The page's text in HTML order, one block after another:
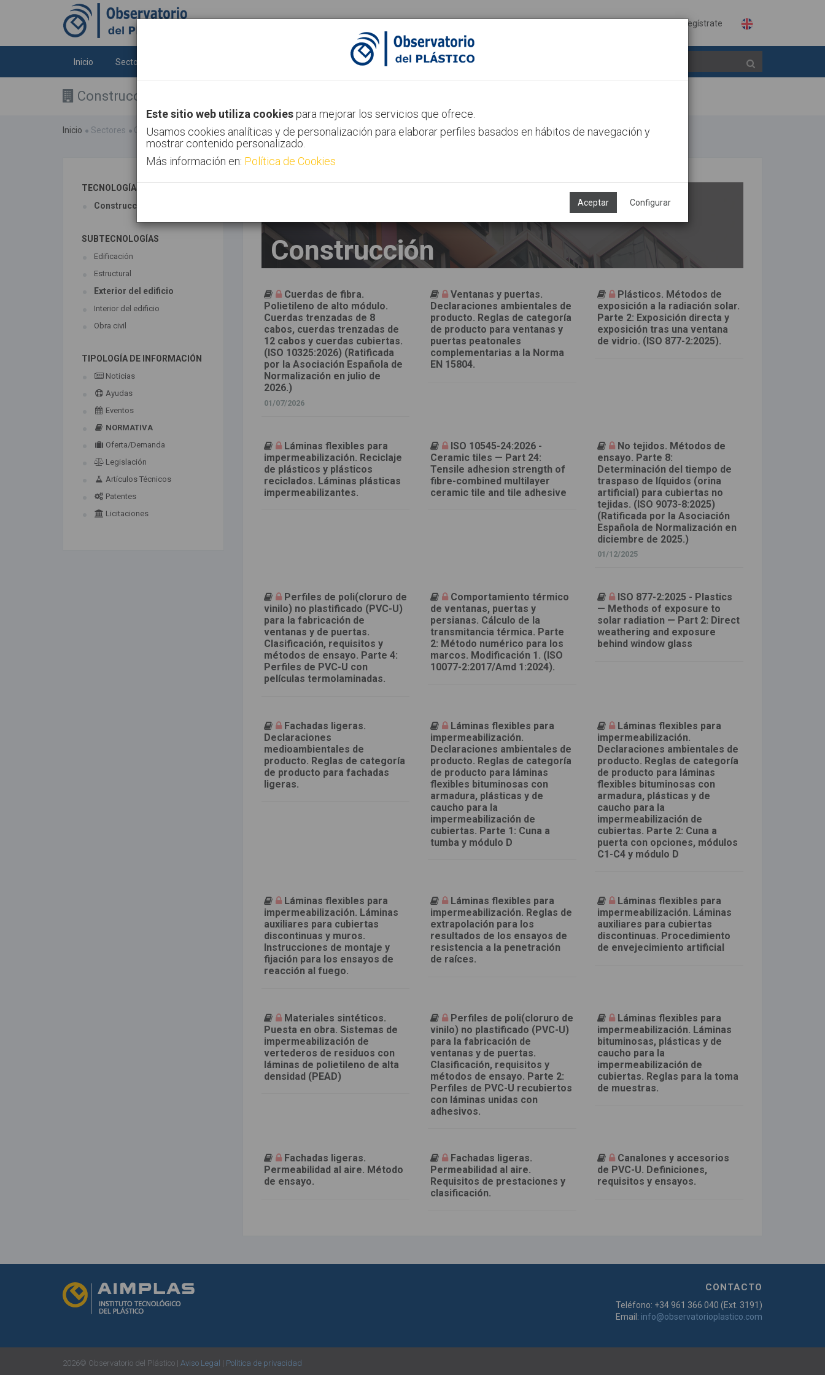
Regístrate
Inicio Sectores Canal AIMPLAS Contacto
Construcción
Inicio Sectores Construcción
Este sitio web utiliza cookies para mejorar los servicios que ofrece.
Usamos cookies analíticas y de personalización para elaborar perfiles basados en hábitos de navegación y
mostrar contenido personalizado.
Más información en: Política de Cookies
Aceptar Configurar
TECNOLOGÍAS ASOCIADAS
Construcción
SUBTECNOLOGÍAS
Edificación
Estructural
Exterior del edificio
Interior del edificio
Obra civil
TIPOLOGÍA DE INFORMACIÓN
Noticias
Ayudas
Eventos
NORMATIVA
Oferta/Demanda
Legislación
Artículos Técnicos
Patentes
Licitaciones
Construcción
Cuerdas de fibra.
Polietileno de alto módulo.
Cuerdas trenzadas de 8
cabos, cuerdas trenzadas de
12 cabos y cuerdas cubiertas.
(ISO 10325:2026) (Ratificada
por la Asociación Española de
Normalización en julio de
2026.)
01/07/2026
Ventanas y puertas.
Declaraciones ambientales de
producto. Reglas de categoría
de producto para ventanas y
puertas peatonales
complementarias a la Norma
EN 15804.
Plásticos. Métodos de
exposición a la radiación solar.
Parte 2: Exposición directa y
exposición tras una ventana
de vidrio. (ISO 877-2:2025).
Láminas flexibles para
impermeabilización. Reciclaje
de plásticos y plásticos
reciclados. Láminas plásticas
impermeabilizantes.
ISO 10545-24:2026 -
Ceramic tiles — Part 24:
Tensile adhesion strength of
fibre-combined multilayer
ceramic tile and tile adhesive
No tejidos. Métodos de
ensayo. Parte 8:
Determinación del tiempo de
traspaso de líquidos (orina
artificial) para cubiertas no
tejidas. (ISO 9073-8:2025)
(Ratificada por la Asociación
Española de Normalización en
diciembre de 2025.)
01/12/2025
Perfiles de poli(cloruro de
vinilo) no plastificado (PVC-U)
para la fabricación de
ventanas y de puertas.
Clasificación, requisitos y
métodos de ensayo. Parte 4:
Perfiles de PVC-U con
películas termolaminadas.
Comportamiento térmico
de ventanas, puertas y
persianas. Cálculo de la
transmitancia térmica. Parte
2: Método numérico para los
marcos. Modificación 1. (ISO
10077-2:2017/Amd 1:2024).
ISO 877-2:2025 - Plastics
— Methods of exposure to
solar radiation — Part 2: Direct
weathering and exposure
behind window glass
Fachadas ligeras.
Declaraciones
medioambientales de
producto. Reglas de categoría
de producto para fachadas
ligeras.
Láminas flexibles para
impermeabilización.
Declaraciones ambientales de
producto. Reglas de categoría
de producto para láminas
flexibles bituminosas con
armadura, plásticas y de
caucho para la
impermeabilización de
cubiertas. Parte 1: Cuna a
tumba y módulo D
Láminas flexibles para
impermeabilización.
Declaraciones ambientales de
producto. Reglas de categoría
de producto para láminas
flexibles bituminosas con
armadura, plásticas y de
caucho para la
impermeabilización de
cubiertas. Parte 2: Cuna a
puerta con opciones, módulos
C1-C4 y módulo D
Láminas flexibles para
impermeabilización. Láminas
auxiliares para cubiertas
discontinuas y muros.
Instrucciones de montaje y
fijación para los ensayos de
reacción al fuego.
Láminas flexibles para
impermeabilización. Reglas de
extrapolación para los
resultados de los ensayos de
resistencia a la penetración
de raíces.
Láminas flexibles para
impermeabilización. Láminas
auxiliares para cubiertas
discontinuas. Procedimiento
de envejecimiento artificial
Materiales sintéticos.
Puesta en obra. Sistemas de
impermeabilización de
vertederos de residuos con
láminas de polietileno de alta
densidad (PEAD)
Perfiles de poli(cloruro de
vinilo) no plastificado (PVC-U)
para la fabricación de
ventanas y de puertas.
Clasificación, requisitos y
métodos de ensayo. Parte 2:
Perfiles de PVC-U recubiertos
con láminas unidas con
adhesivos.
Láminas flexibles para
impermeabilización. Láminas
bituminosas, plásticas y de
caucho para la
impermeabilización de
cubiertas. Reglas para la toma
de muestras.
Fachadas ligeras.
Permeabilidad al aire. Método
de ensayo.
Fachadas ligeras.
Permeabilidad al aire.
Requisitos de prestaciones y
clasificación.
Canalones y accesorios
de PVC-U. Definiciones,
requisitos y ensayos.
CONTACTO
Teléfono: +34 961 366 040 (Ext. 3191)
Email: info@observatorioplastico.com
2026© Observatorio del Plástico | Aviso Legal | Política de privacidad